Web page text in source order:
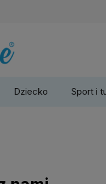
Dziecko Sport i